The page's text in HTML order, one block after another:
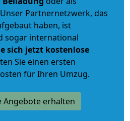
Partnernetzwerk, das
haben, ist
sogar international
sich jetzt kostenlose
Sie einen ersten
für Ihren Umzug.
Angebote erhalten